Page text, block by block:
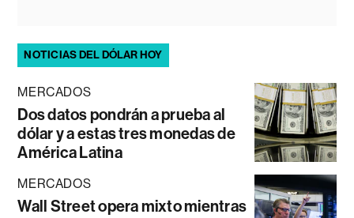
NOTICIAS DEL DÓLAR HOY
MERCADOS
Dos datos pondrán a prueba al
dólar y a estas tres monedas de
América Latina
MERCADOS
Wall Street opera mixto mientras